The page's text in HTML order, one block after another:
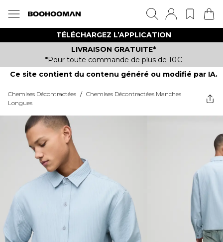
TÉLÉCHARGEZ L’APPLICATION
LIVRAISON GRATUITE*
*Pour toute commande de plus de 10€
Ce site contient du contenu généré ou modifié par IA.
Chemises Décontractées / Chemises Décontractées Manches
Longues